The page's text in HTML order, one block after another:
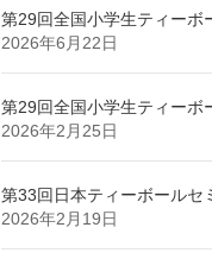
第29回全国小学生ティーボ
2026年6月22日
第29回全国小学生ティーボ
2026年2月25日
第33回日本ティーボールセ
2026年2月19日